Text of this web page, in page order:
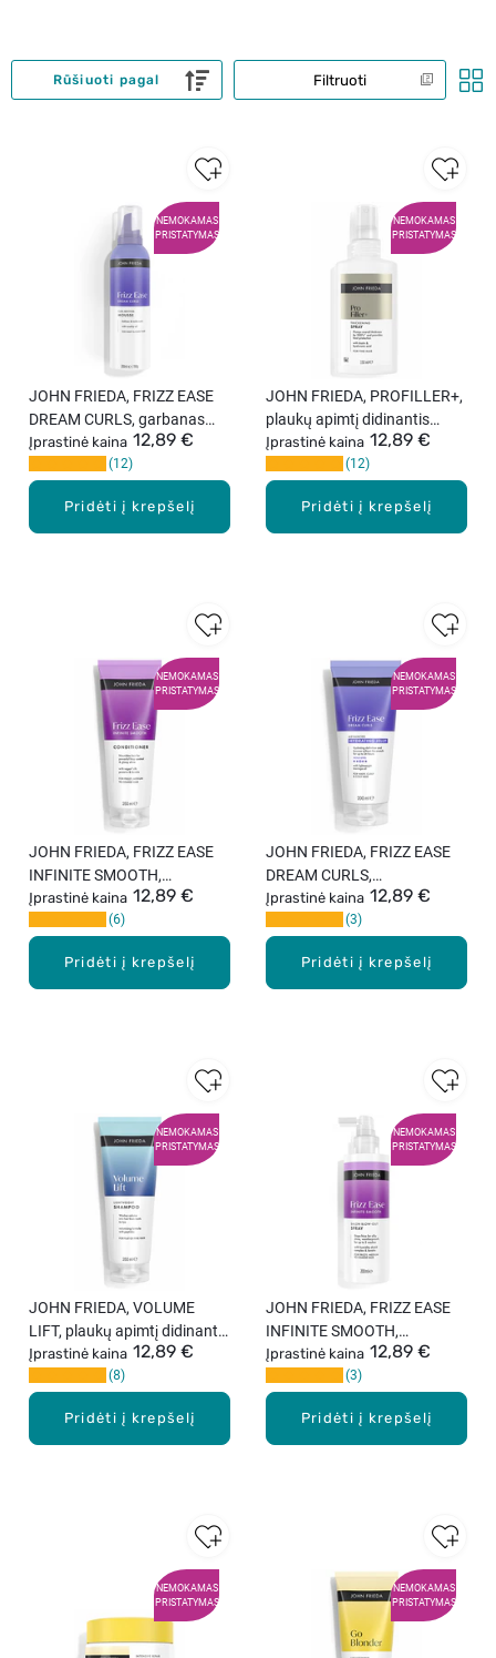
Filtruoti
Rūšiuoti pagal
NEMOKAMAS
PRISTATYMAS
Pridėti į krepšelį
JOHN FRIEDA, FRIZZ EASE
DREAM CURLS, garbanas
išryškinančios plaukų putos,
Įprastinė kaina 12,89 €
12
NEMOKAMAS
PRISTATYMAS
Pridėti į krepšelį
JOHN FRIEDA, PROFILLER+,
plaukų apimtį didinantis
purškalas, 150 ml.
Įprastinė kaina 12,89 €
12
NEMOKAMAS
PRISTATYMAS
Pridėti į krepšelį
JOHN FRIEDA, FRIZZ EASE
INFINITE SMOOTH,
glotninamasis plaukų
kondicionierius, 250 ml.
Įprastinė kaina 12,89 €
6
NEMOKAMAS
PRISTATYMAS
Pridėti į krepšelį
JOHN FRIEDA, FRIZZ EASE
DREAM CURLS,
drėkinamasis plaukų
formavimo gelis, 200 ml.
Įprastinė kaina 12,89 €
3
NEMOKAMAS
PRISTATYMAS
Pridėti į krepšelį
JOHN FRIEDA, VOLUME
LIFT, plaukų apimtį didinantis
šampūnas, 250 ml.
Įprastinė kaina 12,89 €
8
NEMOKAMAS
PRISTATYMAS
Pridėti į krepšelį
JOHN FRIEDA, FRIZZ EASE
INFINITE SMOOTH,
glotninamasis purškalas
plaukų džiovinimui, 200 ml.
Įprastinė kaina 12,89 €
3
NEMOKAMAS
PRISTATYMAS
NEMOKAMAS
PRISTATYMAS